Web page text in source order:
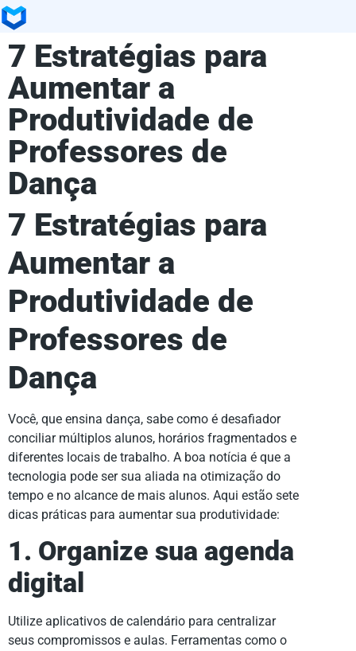
7 Estratégias para
Aumentar a
Produtividade de
Professores de
Dança
7 Estratégias para
Aumentar a
Produtividade de
Professores de
Dança
Você, que ensina dança, sabe como é desafiador
conciliar múltiplos alunos, horários fragmentados e
diferentes locais de trabalho. A boa notícia é que a
tecnologia pode ser sua aliada na otimização do
tempo e no alcance de mais alunos. Aqui estão sete
dicas práticas para aumentar sua produtividade:
1. Organize sua agenda
digital
Utilize aplicativos de calendário para centralizar
seus compromissos e aulas. Ferramentas como o